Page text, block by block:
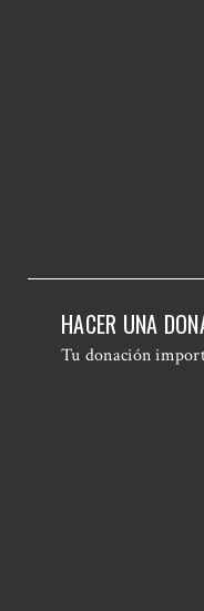
HACER UNA
Tu donación